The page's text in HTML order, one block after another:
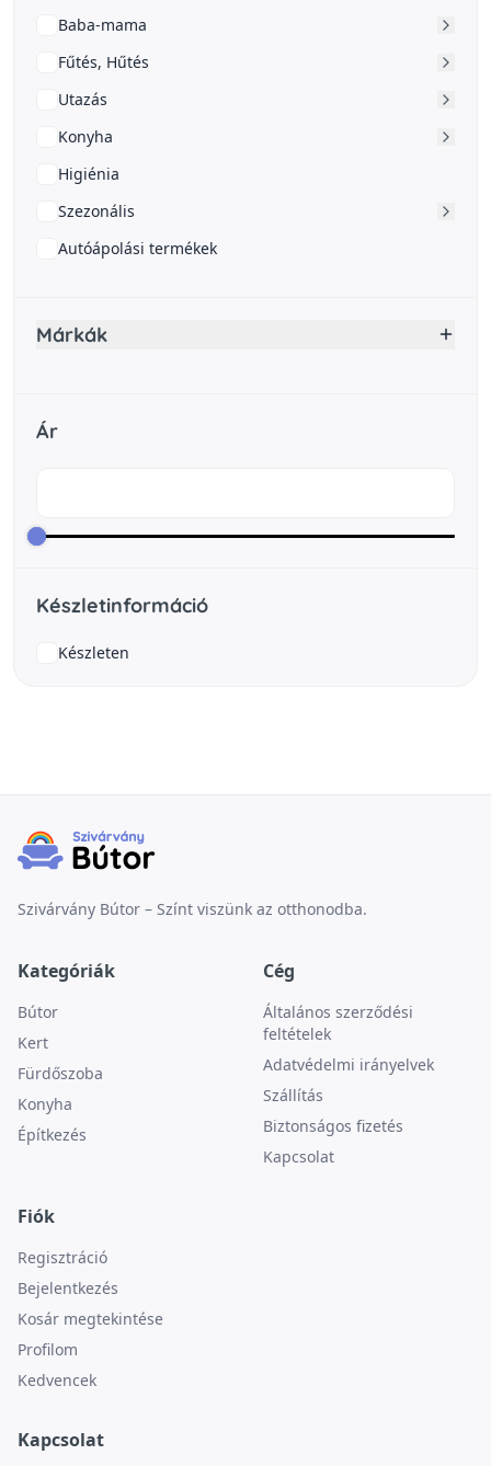
Baba-mama
Fűtés, Hűtés
Utazás
Konyha
Higiénia
Szezonális
Autóápolási termékek
Márkák
Ár
Készletinformáció
Készleten
Szivárvány Bútor – Színt viszünk az otthonodba.
Kategóriák
Bútor
Kert
Fürdőszoba
Konyha
Építkezés
Cég
Általános szerződési
feltételek
Adatvédelmi irányelvek
Szállítás
Biztonságos fizetés
Kapcsolat
Fiók
Regisztráció
Bejelentkezés
Kosár megtekintése
Profilom
Kedvencek
Kapcsolat